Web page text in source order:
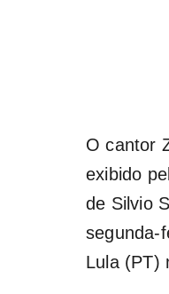
O cantor
exibido
de Silvio
segunda-
Lula (PT)